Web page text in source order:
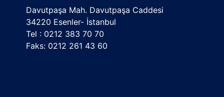
Davutpaşa Mah. Davutpaşa Caddesi
34220 Esenler- İstanbul
Tel : 0212 383 70 70
Faks: 0212 261 43 60